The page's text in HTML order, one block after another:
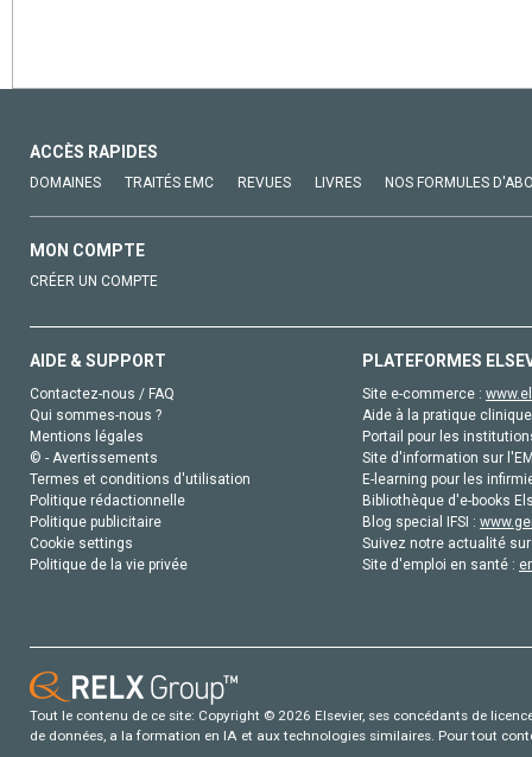
ACCÈS RAPIDES
DOMAINES TRAITÉS EMC REVUES LIVRES NOS FORMULES
MON COMPTE
CRÉER UN COMPTE
AIDE & SUPPORT
Contactez-nous / FAQ
Qui sommes-nous ?
Mentions légales
© - Avertissements
Termes et conditions d'utilisation
Politique rédactionnelle
Politique publicitaire
Cookie settings
Politique de la vie privée
PLATEFORMES
Site e-commerce :
Aide à la pratique
Portail pour les
Site d'information sur
E-learning pour les
Bibliothèque d'e-books
Blog special IFSI :
Suivez notre actualité
Site d'emploi en santé :
Tout le contenu de ce site: Copyright © 2026 Elsevier, ses concédants de
de données, a la formation en IA et aux technologies similaires. Pour tout